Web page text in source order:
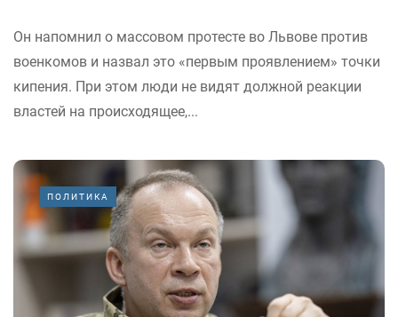
Он напомнил о массовом протесте во Львове против
военкомов и назвал это «первым проявлением» точки
кипения. При этом люди не видят должной реакции
властей на происходящее,...
ПОЛИТИКА